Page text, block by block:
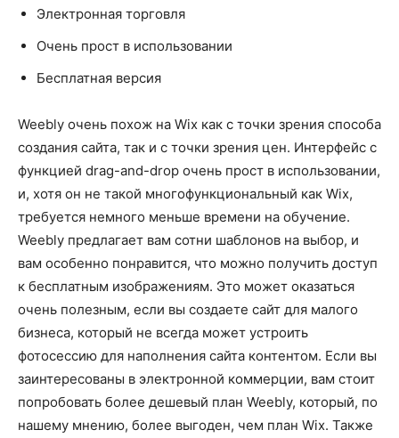
Электронная торговля
Очень прост в использовании
Бесплатная версия
Weebly очень похож на Wix как с точки зрения способа
создания сайта, так и с точки зрения цен. Интерфейс с
функцией drag-and-drop очень прост в использовании,
и, хотя он не такой многофункциональный как Wix,
требуется немного меньше времени на обучение.
Weebly предлагает вам сотни шаблонов на выбор, и
вам особенно понравится, что можно получить доступ
к бесплатным изображениям. Это может оказаться
очень полезным, если вы создаете сайт для малого
бизнеса, который не всегда может устроить
фотосессию для наполнения сайта контентом. Если вы
заинтересованы в электронной коммерции, вам стоит
попробовать более дешевый план Weebly, который, по
нашему мнению, более выгоден, чем план Wix. Также